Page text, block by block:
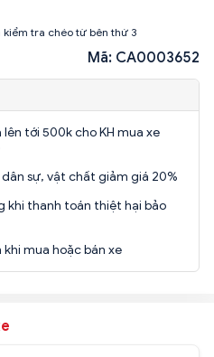
kiểm tra chéo từ bên thứ 3
Mã: CA0003652
tới 500k cho KH mua xe
sự, vật chất giảm giá 20%
khi thanh toán thiệt hại bảo
mua hoặc bán xe